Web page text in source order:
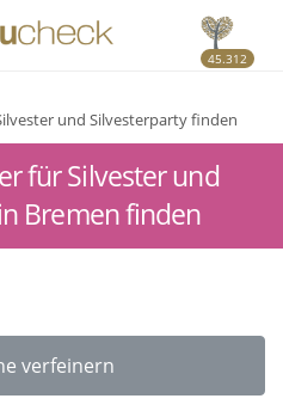
45.312
und Silvesterparty finden
für Silvester und
Bremen finden
verfeinern